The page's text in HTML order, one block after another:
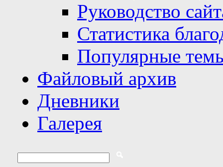
Руководство
Статистика
Популярные
Файловый архив
Дневники
Галерея